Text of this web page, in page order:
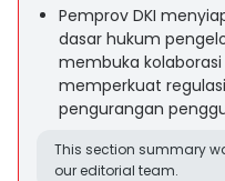
Pemprov DKI
dasar hukum
membuka
memperkuat
pengurangan
This section summary
our editorial team.